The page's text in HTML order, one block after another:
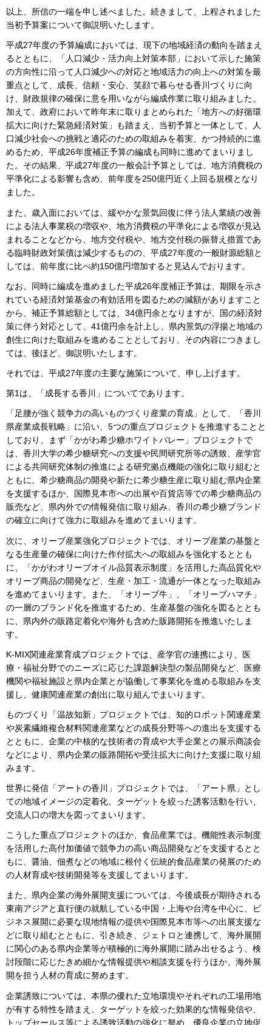
以上、所信の一端を申し述べました。続きまして、上程されました
当初予算案について御説明いたします。
平成27年度の予算編成においては、現下の地域経済の動向を踏まえ
るとともに、「人口減少・活力向上対策本部」において示した施策
の方向性に沿って人口減少への対応と地域活力の向上への対策を最
重点として、成長、信頼・安心、笑顔で暮らせる香川づくりに向
け、財政規律の確保に意を用いながら編成作業に取り組みました。
加えて、政府において昨年末に取りまとめられた「地方への好循環
拡大に向けた緊急経済対策」も踏まえ、当初予算と一体として、人
口減少社会への挑戦と適応のための取組みを着実、かつ持続的に進
めるため、平成26年度補正予算の編成も同時に進めてまいりまし
た。その結果、平成27年度の一般会計予算としては、地方消費税の
平準化による影響も含め、前年度を250億円近く上回る規模となり
ました。
また、歳入面においては、緩やかな景気回復に伴う法人業績の改善
による法人事業税の増収や、地方消費税の平準化による増収が見込
まれることなどから、地方交付税や、地方交付税の振替え措置であ
る臨時財政対策債は減少するものの、平成27年度の一般財源総額と
しては、前年度に比べ約150億円増加すると見込んでおります。
なお、同時に編成を進めました平成26年度補正予算は、期限を示さ
れている経済対策基金の有効活用を図るための減額がありますこと
から、補正予算総額としては、34億円余となりますが、国の経済対
策に伴う対応として、41億円余を計上し、県内景気の浮揚と地域の
創生に向けた取組みを進めることとしており、その内容につきまし
ては、後ほど、御説明いたします。
それでは、平成27年度の主要な施策について、申し上げます。
第1は、「成長する香川」についてであります。
「足腰が強く競争力の高いものづくり産業の育成」として、「香川
県産業成長戦略」に沿い、5つの重点プロジェクトを推進することと
しており、まず「かがわ希少糖ホワイトバレー」プロジェクトで
は、香川大学の希少糖研究への支援や民間研究所等の誘致、産学官
による共同研究体制の推進による研究拠点機能の強化に取り組むと
ともに、希少糖商品の開発や新たに希少糖生産に取り組む県内企業
を支援するほか、国際見本市への出展や百貨店等での希少糖商品の
販売など、県内外での情報発信に取り組み、香川の希少糖ブランド
の確立に向けて強力に取組みを進めてまいります。
次に、オリーブ産業強化プロジェクトでは、オリーブ産業の基盤と
なる生産量の確保に向けた作付拡大への取組みを強化するととも
に、「かがわオリーブオイル品質表示制度」を活用した高品質化や
オリーブ商品の開発など、生産・加工・流通が一体となった取組み
を進めてまいります。また、「オリーブ牛」、「オリーブハマチ」
の一層のブランド化を推進するため、生産基盤の強化を図るととも
に、県内外の販路定着化や海外も含めた販路開拓を推進いたしま
す。
K-MIX関連産業育成プロジェクトでは、産学官の連携により、医
療・福祉分野でのニーズに応じた課題解決型の製品開発など、医療
機関や福祉施設と県内企業とが協働して事業化を進める取組みを支
援し、健康関連産業の創出に取り組んでまいります。
ものづくり「温故知新」プロジェクトでは、知的ロボット関連産業
や炭素繊維複合材料関連産業などの成長分野等への進出を支援する
とともに、企業の中核的な技術者の育成や大手企業との展示商談会
などにより、県内企業の販路開拓や受注拡大に向けた支援に取り組
みます。
世界に発信「アートの香川」プロジェクトでは、「アート県」とし
ての地域イメージの定着化、ターゲットを絞った誘客活動を行い、
交流人口の増大を図ってまいります。
こうした重点プロジェクトのほか、食品産業では、機能性表示制度
を活用した高付加価値で競争力の高い商品開発などを支援するとと
もに、醤油、佃煮などの地域に根付く伝統的食品産業の発展のため
の人材育成や技術開発等を支援してまいります。
また、県内企業の海外展開支援については、今後成長が期待される
東南アジアと直行便の就航している中国・上海や台湾を中心に、ビ
ジネス展開に必要な現地情報の提供や国際見本市等への出展支援な
どに取り組むとともに、引き続き、ジェトロと連携して、海外展開
に関心のある県内企業等が積極的に海外展開に踏み出せるよう、検
討段階に応じたきめ細かな情報提供や相談支援を行うほか、海外展
開を担う人材の育成に努めます。
企業誘致については、本県の優れた立地環境やそれぞれの工場用地
が有する特性を踏まえ、ターゲットを絞った効果的な情報発信や、
トップセールス等による誘致活動の強化に努め、優良企業の立地促